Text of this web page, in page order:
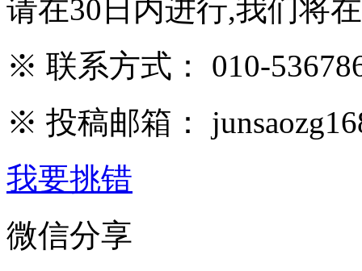
请在30日内进行,我们将
※ 联系方式： 010-
※ 投稿邮箱：
我要挑错
微信分享